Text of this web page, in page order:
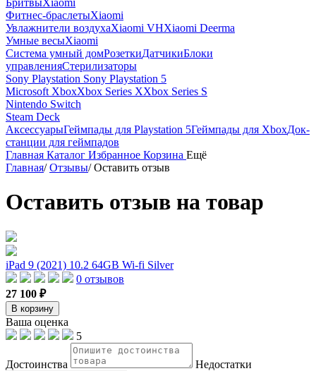
БритвыXiaomi
Фитнес-браслетыXiaomi
Увлажнители воздухаXiaomi VHXiaomi Deerma
Умные весыXiaomi
Система умный домРозеткиДатчикиБлоки
управленияСтерилизаторы
Sony Playstation Sony Playstation 5
Microsoft XboxXbox Series XXbox Series S
Nintendo Switch
Steam Deck
АксессуарыГеймпады для Playstation 5Геймпады для XboxДок-
станции для геймпадов
Главная Каталог Избранное Корзина Ещё
Главная/ Отзывы/ Оставить отзыв
Оставить отзыв на товар
iPad 9 (2021) 10.2 64GB Wi-fi Silver
0 отзывов
27 100 ₽
В корзину
Ваша оценка
5
Достоинства Недостатки